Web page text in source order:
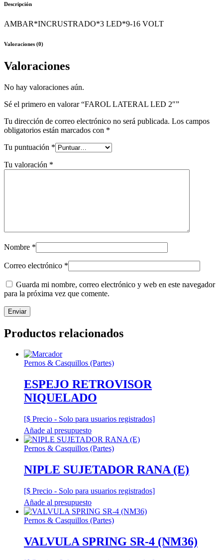
Descripción
AMBAR*INCRUSTRADO*3 LED*9-16 VOLT
Valoraciones (0)
Valoraciones
No hay valoraciones aún.
Sé el primero en valorar “FAROL LATERAL LED 2″”
Tu dirección de correo electrónico no será publicada. Los campos
obligatorios están marcados con *
Tu puntuación *
Tu valoración *
Nombre *
Correo electrónico *
Guarda mi nombre, correo electrónico y web en este navegador
para la próxima vez que comente.
Productos relacionados
Pernos & Casquillos (Partes)
ESPEJO RETROVISOR
NIQUELADO
[$ Precio - Solo para usuarios registrados]
Añade al presupuesto
Pernos & Casquillos (Partes)
NIPLE SUJETADOR RANA (E)
[$ Precio - Solo para usuarios registrados]
Añade al presupuesto
Pernos & Casquillos (Partes)
VALVULA SPRING SR-4 (NM36)